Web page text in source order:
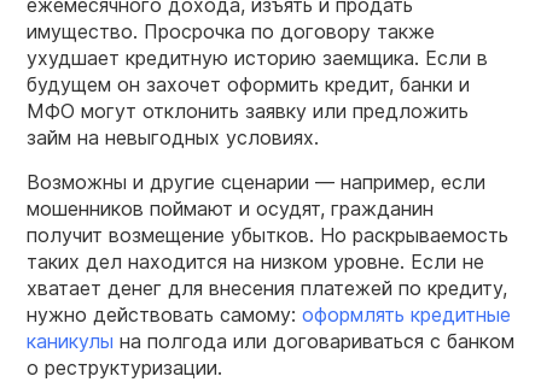
ежемесячного дохода, изъять и продать
имущество. Просрочка по договору также
ухудшает кредитную историю заемщика. Если в
будущем он захочет оформить кредит, банки и
МФО могут отклонить заявку или предложить
займ на невыгодных условиях.
Возможны и другие сценарии — например, если
мошенников поймают и осудят, гражданин
получит возмещение убытков. Но раскрываемость
таких дел находится на низком уровне. Если не
хватает денег для внесения платежей по кредиту,
нужно действовать самому: оформлять кредитные
каникулы на полгода или договариваться с банком
о реструктуризации.